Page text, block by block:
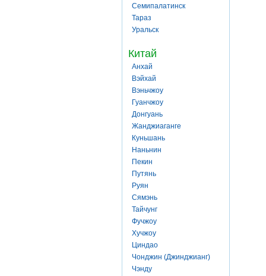
Семипалатинск
Тараз
Уральск
Китай
Анхай
Вэйхай
Вэньчжоу
Гуанчжоу
Донгуань
Жанджиаганге
Куньшань
Наньнин
Пекин
Путянь
Руян
Сямэнь
Тайчунг
Фучжоу
Хучжоу
Циндао
Чонджин (Джинджианг)
Чэнду